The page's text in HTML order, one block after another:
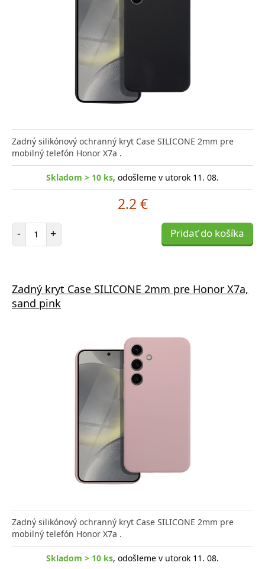
Zadný silikónový ochranný kryt Case SILICONE 2mm pre
mobilný telefón Honor X7a .
Skladom > 10 ks, odošleme v utorok 11. 08.
2.2 €
- Počet položiek
+ Pridať do košíka
Zadný kryt Case SILICONE 2mm pre Honor X7a,
sand pink
Zadný silikónový ochranný kryt Case SILICONE 2mm pre
mobilný telefón Honor X7a .
Skladom > 10 ks, odošleme v utorok 11. 08.